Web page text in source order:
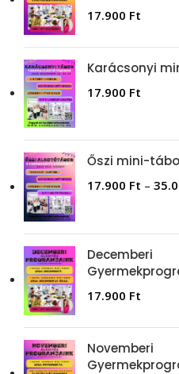
17.900 Ft
Karácsonyi
17.900 Ft
Őszi mini-
17.900 Ft –
Decemberi
17.900 Ft
Novemberi